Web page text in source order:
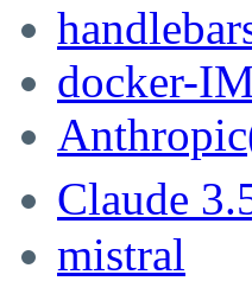
docker-
Claude
mistral